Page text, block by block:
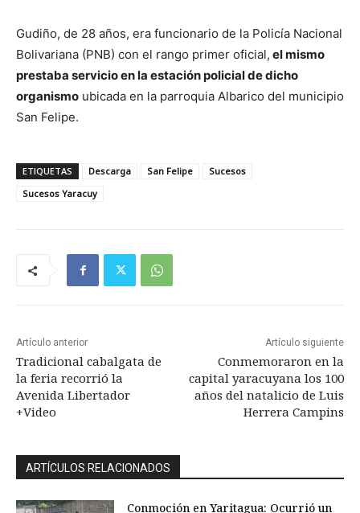
Gudiño, de 28 años, era funcionario de la Policía Nacional
Bolivariana (PNB) con el rango primer oficial, el mismo
prestaba servicio en la estación policial de dicho
organismo ubicada en la parroquia Albarico del municipio
San Felipe.
ETIQUETAS Descarga San Felipe
Sucesos
Sucesos Yaracuy
Artículo anterior
Tradicional cabalgata de
la feria recorrió la
Avenida Libertador
+Video
Artículo siguiente
Conmemoraron en la
capital yaracuyana los 100
años del natalicio de Luis
Herrera Campins
ARTÍCULOS RELACIONADOS
Conmoción en Yaritagua: Ocurrió un